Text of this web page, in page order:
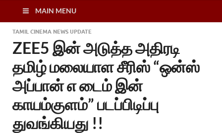
MAIN MENU
TAMIL CINEMA NEWS UPDATE
ZEE5 இன் அடுத்த அதிரடி
தமிழ் மலையாள சீரிஸ் “ஒன்ஸ்
அப்பான் எ டைம் இன்
காயம்குளம்” படப்பிடிப்பு
துவங்கியது !!